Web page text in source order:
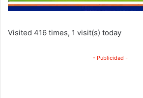
Visited 416 times, 1 visit(s) today
- Publicidad -